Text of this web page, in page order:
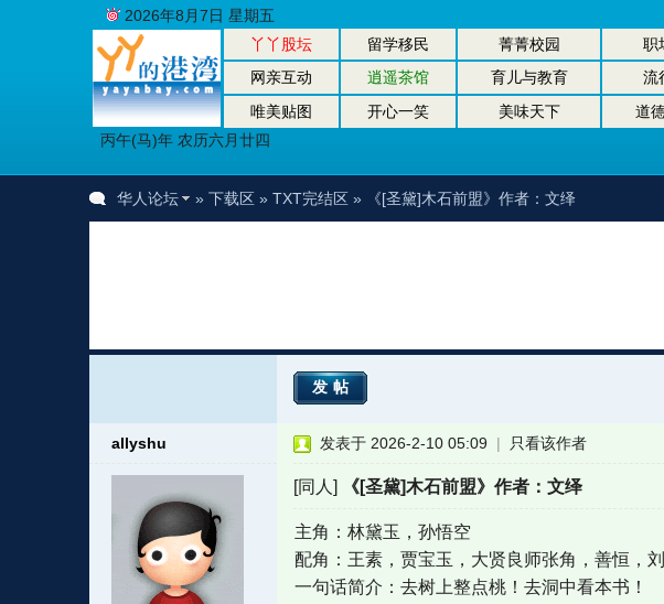
丫丫股坛 留学移民 菁菁校园 职
网亲互动
逍遥茶馆 育儿与教育 流
唯美贴图
开心一笑 美味天下 道
丙午(马)年 农历六月廿四
2026年8月7日 星期五
华人论坛 » 下载区» TXT完结区» 《[圣黛]木石前盟》作者：文绎
发帖
allyshu 发表于 2026-2-10 05:09 | 只看该作者
[同人]《[圣黛]木石前盟》作者：文绎
主角：林黛玉，孙悟空
配角：王素，贾宝玉，大贤良师张角，善恒，
一句话简介：去树上整点桃！去洞中看本书！